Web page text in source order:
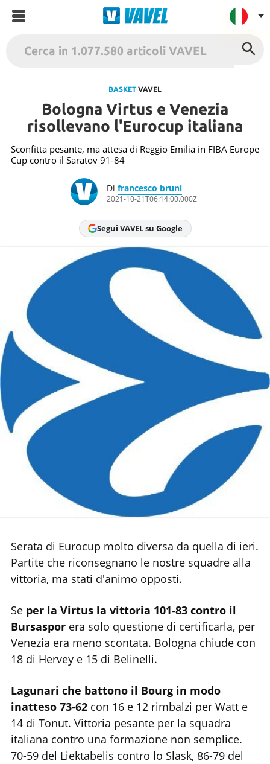
UK
Spagna
México
Chi siamo
BASKETVAVEL
Bologna Virtus e Venezia
risollevano l'Eurocup italiana
Sconfitta pesante, ma attesa di Reggio Emilia in FIBA Europe
Cup contro il Saratov 91-84
Di francesco bruni
2021-10-21T06:14:00.000Z
Segui VAVEL su Google
Serata di Eurocup molto diversa da quella di ieri.
Partite che riconsegnano le nostre squadre alla
vittoria, ma stati d'animo opposti.
Se per la Virtus la vittoria 101-83 contro il
Bursaspor era solo questione di certificarla, per
Venezia era meno scontata. Bologna chiude con
18 di Hervey e 15 di Belinelli.
Lagunari che battono il Bourg in modo
inatteso 73-62con 16 e 12 rimbalzi per Watt e
14 di Tonut. Vittoria pesante per la squadra
italiana contro una formazione non semplice.
70-59 del Liektabelis contro lo Slask, 86-79 del